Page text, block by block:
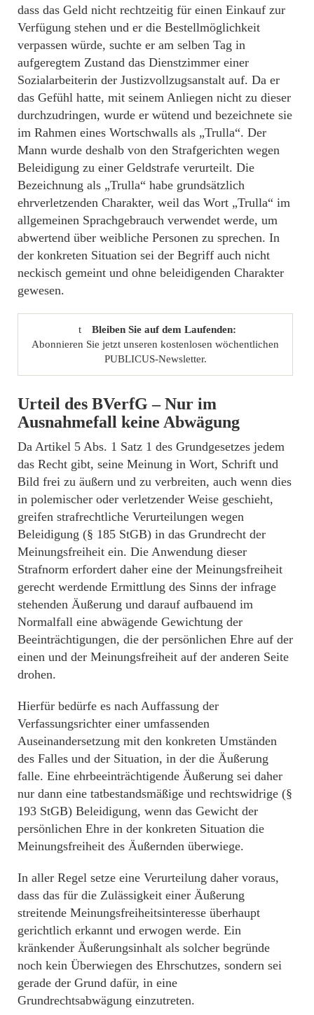
dass das Geld nicht rechtzeitig für einen Einkauf zur
Verfügung stehen und er die Bestellmöglichkeit
verpassen würde, suchte er am selben Tag in
aufgeregtem Zustand das Dienstzimmer einer
Sozialarbeiterin der Justizvollzugsanstalt auf. Da er
das Gefühl hatte, mit seinem Anliegen nicht zu dieser
durchzudringen, wurde er wütend und bezeichnete sie
im Rahmen eines Wortschwalls als „Trulla“. Der
Mann wurde deshalb von den Strafgerichten wegen
Beleidigung zu einer Geldstrafe verurteilt. Die
Bezeichnung als „Trulla“ habe grundsätzlich
ehrverletzenden Charakter, weil das Wort „Trulla“ im
allgemeinen Sprachgebrauch verwendet werde, um
abwertend über weibliche Personen zu sprechen. In
der konkreten Situation sei der Begriff auch nicht
neckisch gemeint und ohne beleidigenden Charakter
gewesen.
Bleiben Sie auf dem Laufenden:
Abonnieren Sie jetzt unseren kostenlosen wöchentlichen
PUBLICUS-Newsletter.
Urteil des BVerfG – Nur im
Ausnahmefall keine Abwägung
Da Artikel 5 Abs. 1 Satz 1 des Grundgesetzes jedem
das Recht gibt, seine Meinung in Wort, Schrift und
Bild frei zu äußern und zu verbreiten, auch wenn dies
in polemischer oder verletzender Weise geschieht,
greifen strafrechtliche Verurteilungen wegen
Beleidigung (§ 185 StGB) in das Grundrecht der
Meinungsfreiheit ein. Die Anwendung dieser
Strafnorm erfordert daher eine der Meinungsfreiheit
gerecht werdende Ermittlung des Sinns der infrage
stehenden Äußerung und darauf aufbauend im
Normalfall eine abwägende Gewichtung der
Beeinträchtigungen, die der persönlichen Ehre auf der
einen und der Meinungsfreiheit auf der anderen Seite
drohen.
Hierfür bedürfe es nach Auffassung der
Verfassungsrichter einer umfassenden
Auseinandersetzung mit den konkreten Umständen
des Falles und der Situation, in der die Äußerung
falle. Eine ehrbeeinträchtigende Äußerung sei daher
nur dann eine tatbestandsmäßige und rechtswidrige (§
193 StGB) Beleidigung, wenn das Gewicht der
persönlichen Ehre in der konkreten Situation die
Meinungsfreiheit des Äußernden überwiege.
In aller Regel setze eine Verurteilung daher voraus,
dass das für die Zulässigkeit einer Äußerung
streitende Meinungsfreiheitsinteresse überhaupt
gerichtlich erkannt und erwogen werde. Ein
kränkender Äußerungsinhalt als solcher begründe
noch kein Überwiegen des Ehrschutzes, sondern sei
gerade der Grund dafür, in eine
Grundrechtsabwägung einzutreten.